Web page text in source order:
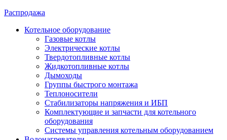
Распродажа
Котельное оборудование
Газовые котлы
Электрические котлы
Твердотопливные котлы
Жидкотопливные котлы
Дымоходы
Группы быстрого монтажа
Теплоносители
Стабилизаторы напряжения и ИБП
Комплектующие и запчасти для котельного
оборудования
Системы управления котельным оборудованием